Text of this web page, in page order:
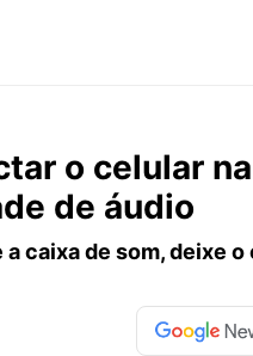
o celular
de áudio
caixa de som, deixe